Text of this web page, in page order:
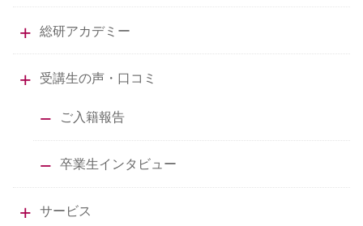
総研アカデミー
受講生の声・口コミ
ご入籍報告
卒業生インタビュー
サービス